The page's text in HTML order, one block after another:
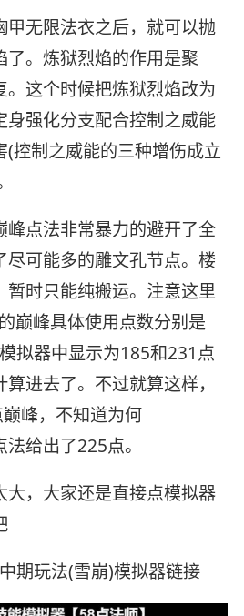
甲无限法衣之后，就可以抛
了。炼狱烈焰的作用是聚
。这个时候把炼狱烈焰改为
身强化分支配合控制之威能
(控制之威能的三种增伤成立
点法非常暴力的避开了全
尽可能多的雕文孔节点。楼
暂时只能纯搬运。注意这里
巅峰具体使用点数分别是
拟器中显示为185和231点
进去了。不过就算这样，
峰，不知道为何
给出了225点。
大，大家还是直接点模拟器
期玩法(雪崩)模拟器链接